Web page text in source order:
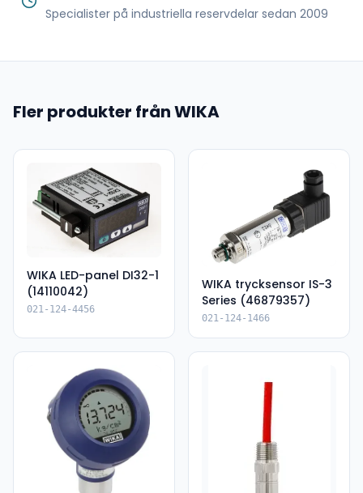
Specialister på industriella reservdelar sedan 2009
Fler produkter från WIKA
WIKA LED-panel DI32-1
(14110042)
021-124-4456
WIKA trycksensor IS-3
Series (46879357)
021-124-1466